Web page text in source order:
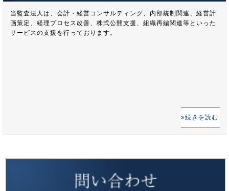
当監査法人は、会計・経営コンサルティング、内部統制関連、経営計
画策定、経理プロセス改善、株式公開支援、組織再編関連等といった
サービスの支援を行っております。
続きを読む